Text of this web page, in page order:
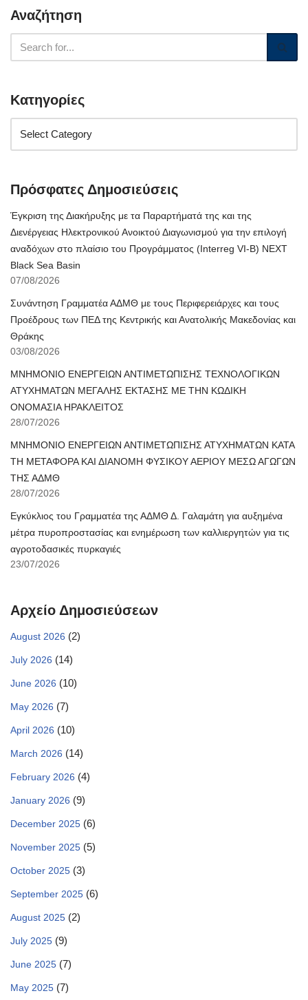
Αναζήτηση
Κατηγορίες
Πρόσφατες Δημοσιεύσεις
Έγκριση της Διακήρυξης με τα Παραρτήματά της και της
Διενέργειας Ηλεκτρονικού Ανοικτού Διαγωνισμού για την επιλογή
αναδόχων στο πλαίσιο του Προγράμματος (Interreg VI-B) NEXT
Black Sea Basin
07/08/2026
Συνάντηση Γραμματέα ΑΔΜΘ με τους Περιφερειάρχες και τους
Προέδρους των ΠΕΔ της Κεντρικής και Ανατολικής Μακεδονίας και
Θράκης
03/08/2026
ΜΝΗΜΟΝΙΟ ΕΝΕΡΓΕΙΩΝ ΑΝΤΙΜΕΤΩΠΙΣΗΣ ΤΕΧΝΟΛΟΓΙΚΩΝ
ΑΤΥΧΗΜΑΤΩΝ ΜΕΓΑΛΗΣ ΕΚΤΑΣΗΣ ΜΕ ΤΗΝ ΚΩΔΙΚΗ
ΟΝΟΜΑΣΙΑ ΗΡΑΚΛΕΙΤΟΣ
28/07/2026
ΜΝΗΜΟΝΙΟ ΕΝΕΡΓΕΙΩΝ ΑΝΤΙΜΕΤΩΠΙΣΗΣ ΑΤΥΧΗΜΑΤΩΝ ΚΑΤΑ
ΤΗ ΜΕΤΑΦΟΡΑ ΚΑΙ ΔΙΑΝΟΜΗ ΦΥΣΙΚΟΥ ΑΕΡΙΟΥ ΜΕΣΩ ΑΓΩΓΩΝ
ΤΗΣ ΑΔΜΘ
28/07/2026
Εγκύκλιος του Γραμματέα της ΑΔΜΘ Δ. Γαλαμάτη για αυξημένα
μέτρα πυροπροστασίας και ενημέρωση των καλλιεργητών για τις
αγροτοδασικές πυρκαγιές
23/07/2026
Αρχείο Δημοσιεύσεων
August 2026 (2)
July 2026 (14)
June 2026 (10)
May 2026 (7)
April 2026 (10)
March 2026 (14)
February 2026 (4)
January 2026 (9)
December 2025 (6)
November 2025 (5)
October 2025 (3)
September 2025 (6)
August 2025 (2)
July 2025 (9)
June 2025 (7)
May 2025 (7)